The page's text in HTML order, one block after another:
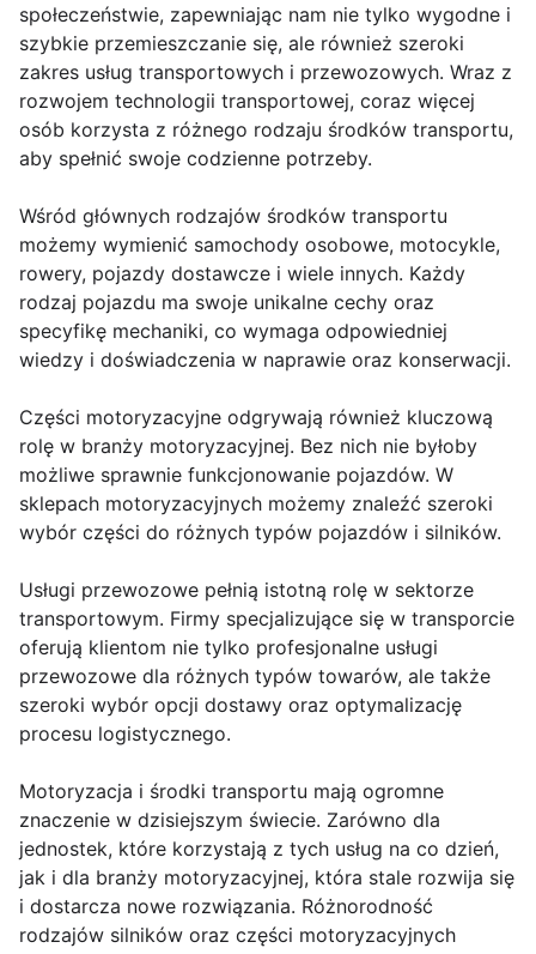
społeczeństwie, zapewniając nam nie tylko wygodne i
szybkie przemieszczanie się, ale również szeroki
zakres usług transportowych i przewozowych. Wraz z
rozwojem technologii transportowej, coraz więcej
osób korzysta z różnego rodzaju środków transportu,
aby spełnić swoje codzienne potrzeby.
Wśród głównych rodzajów środków transportu
możemy wymienić samochody osobowe, motocykle,
rowery, pojazdy dostawcze i wiele innych. Każdy
rodzaj pojazdu ma swoje unikalne cechy oraz
specyfikę mechaniki, co wymaga odpowiedniej
wiedzy i doświadczenia w naprawie oraz konserwacji.
Części motoryzacyjne odgrywają również kluczową
rolę w branży motoryzacyjnej. Bez nich nie byłoby
możliwe sprawnie funkcjonowanie pojazdów. W
sklepach motoryzacyjnych możemy znaleźć szeroki
wybór części do różnych typów pojazdów i silników.
Usługi przewozowe pełnią istotną rolę w sektorze
transportowym. Firmy specjalizujące się w transporcie
oferują klientom nie tylko profesjonalne usługi
przewozowe dla różnych typów towarów, ale także
szeroki wybór opcji dostawy oraz optymalizację
procesu logistycznego.
Motoryzacja i środki transportu mają ogromne
znaczenie w dzisiejszym świecie. Zarówno dla
jednostek, które korzystają z tych usług na co dzień,
jak i dla branży motoryzacyjnej, która stale rozwija się
i dostarcza nowe rozwiązania. Różnorodność
rodzajów silników oraz części motoryzacyjnych